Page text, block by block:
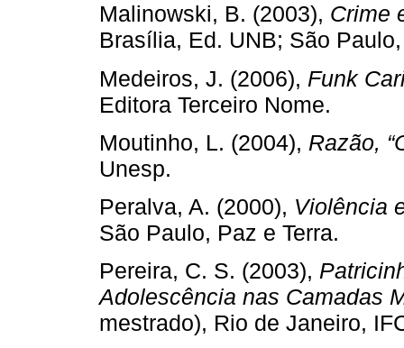
Malinowski, B. (2003), Crime
Brasília, Ed. UNB; São
Medeiros, J. (2006), Funk
Editora Terceiro Nome.
Moutinho, L. (2004), Razão,
Unesp.
Peralva, A. (2000), Violência
São Paulo, Paz e Terra.
Pereira, C. S. (2003),
Adolescência nas Camadas
mestrado), Rio de Janeiro,